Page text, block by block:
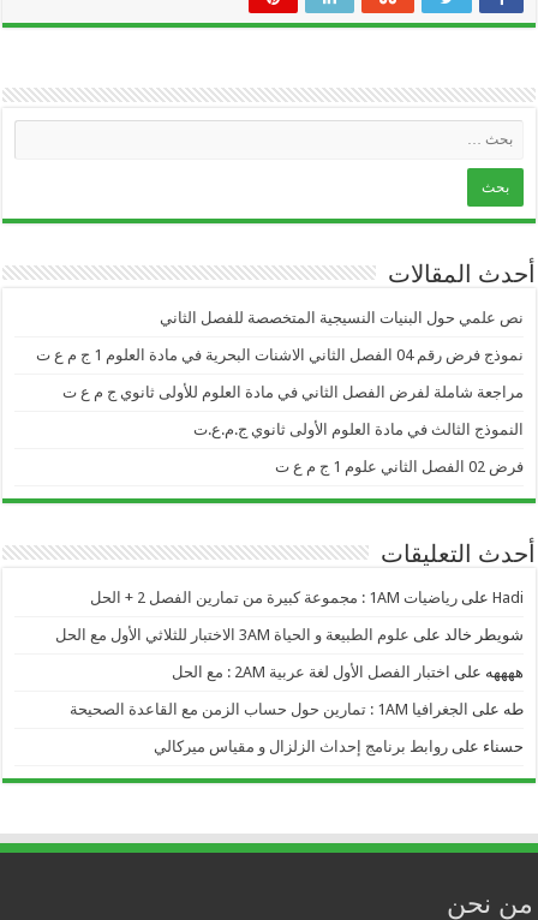
أحدث المقالات
نص علمي حول البنيات النسيجية المتخصصة للفصل الثاني
نموذج فرض رقم 04 الفصل الثاني الاشنات البحرية في مادة العلوم 1 ج م ع ت
مراجعة شاملة لفرض الفصل الثاني في مادة العلوم للأولى ثانوي ج م ع ت
النموذج الثالث في مادة العلوم الأولى ثانوي ج.م.ع.ت
فرض 02 الفصل الثاني علوم 1 ج م ع ت
أحدث التعليقات
Hadi علىرياضيات 1AM : مجموعة كبيرة من تمارين الفصل 2 + الحل
شويطر خالد على علوم الطبيعة و الحياة 3AM الاختبار للثلاثي الأول مع الحل
ههههه على اختبار الفصل الأول لغة عربية 2AM : مع الحل
طه على الجغرافيا 1AM : تمارين حول حساب الزمن مع القاعدة الصحيحة
حسناء علىروابط برنامج إحداث الزلزال و مقياس ميركالي
من نحن